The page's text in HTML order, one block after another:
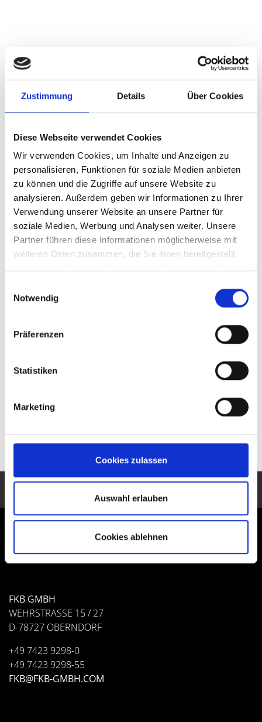
Zustimmung Details Über Cookies
Diese Webseite verwendet Cookies
Wir verwenden Cookies, um Inhalte und Anzeigen zu
personalisieren, Funktionen für soziale Medien anbieten
zu können und die Zugriffe auf unsere Website zu
analysieren. Außerdem geben wir Informationen zu Ihrer
Verwendung unserer Website an unsere Partner für
soziale Medien, Werbung und Analysen weiter. Unsere
Partner führen diese Informationen möglicherweise mit
weiteren Daten zusammen, die Sie ihnen bereitgestellt
Cookies, wenn Sie unsere Webseite weiterhin nutzen.
Notwendig
Präferenzen
Statistiken
Marketing
Cookies zulassen
Auswahl erlauben
Cookies ablehnen
Die F-CR Schelle verzögert Lochfraskorrosion und
Spaltkorrosion, was zu verlängerten Wartungsintervallen
führt.
Rohmaterialien, um Ihnen nicht nur Flammschutz, sondern
auch Korrosionsschutz in einem Produkt zu bieten. Mit
dieser Schelle setzen Sie auf Effizienz und Langlebigkeit –
die optimale Lösung für anspruchsvolle Umgebungen.
Warum die F-CR Schelle wählen?
Sicherheit:Erfüllt höchste Brandschutzstandards
(UL94 V0, EN 45545, Erfüllung Norsok Standard).
Verzögert Lochfras- und Spaltkorrosion.
Rohmaterialien in einem Produkt für maximale
Effizienz.
Kontaktieren Sie uns für weitere Informationen oder um
Muster anzufordern.
Die FKB GmbH – Immer einen Schritt voraus in Sachen
ZURÜCK
KONTAKT
FKB GMBH
WEHRSTRASSE 15 / 27
D-78727 OBERNDORF
+49 7423 9298-0
+49 7423 9298-55
FKB@FKB-GMBH.COM